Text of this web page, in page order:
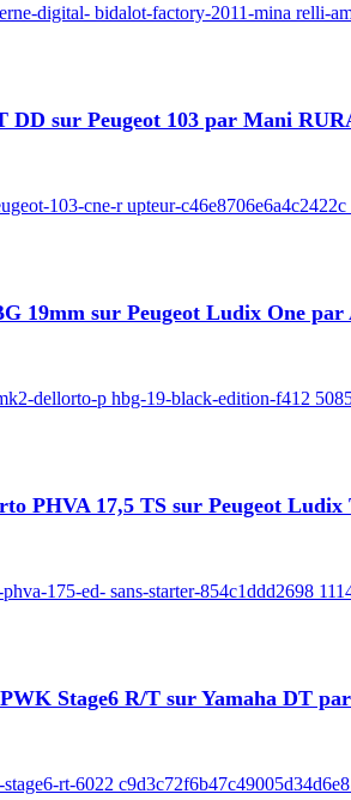
digital- bidalot-factory-2011-mina relli-
DD sur Peugeot 103 par Mani
103-cne-r upteur-
19mm sur Peugeot Ludix One par
dellorto-p hbg-19-black-edition-f412
PHVA 17,5 TS sur Peugeot
175-ed- sans-starter-854c1ddd2698
Stage6 R/T sur Yamaha DT
rt-6022